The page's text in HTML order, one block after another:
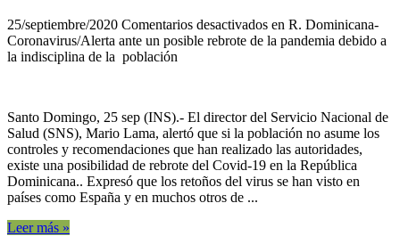
25/septiembre/2020 Comentarios desactivados en R. Dominicana-
Coronavirus/Alerta ante un posible rebrote de la pandemia debido a
la indisciplina de la población
Santo Domingo, 25 sep (INS).- El director del Servicio Nacional de
Salud (SNS), Mario Lama, alertó que si la población no asume los
controles y recomendaciones que han realizado las autoridades,
existe una posibilidad de rebrote del Covid-19 en la República
Dominicana.. Expresó que los retoños del virus se han visto en
países como España y en muchos otros de ...
Leer más »